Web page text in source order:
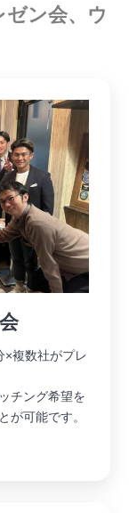
ゼン会、ウ
×複数社がプレ
チング希望を
が可能です。